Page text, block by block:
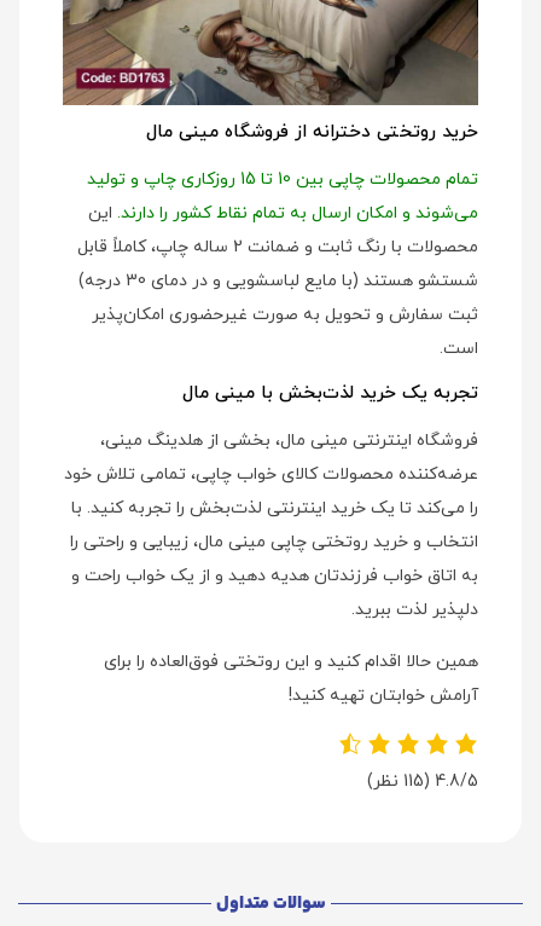
خرید روتختی دخترانه از فروشگاه مینی مال
تمام محصولات چاپی بین 10 تا 15 روزکاری چاپ و تولید
می‌شوند و امکان ارسال به تمام نقاط کشور را دارند. این
محصولات با رنگ ثابت و ضمانت 2 ساله چاپ، کاملاً قابل
شستشو هستند (با مایع لباسشویی و در دمای 30 درجه)
ثبت سفارش و تحویل به صورت غیرحضوری امکان‌پذیر
است.
تجربه یک خرید لذت‌بخش با مینی مال
فروشگاه اینترنتی مینی مال، بخشی از هلدینگ مینی،
عرضه‌کننده محصولات کالای خواب چاپی، تمامی تلاش خود
را می‌کند تا یک خرید اینترنتی لذت‌بخش را تجربه کنید. با
انتخاب و خرید روتختی چاپی مینی مال، زیبایی و راحتی را
به اتاق خواب فرزندتان هدیه دهید و از یک خواب راحت و
دلپذیر لذت ببرید.
همین حالا اقدام کنید و این روتختی فوق‌العاده را برای
آرامش خوابتان تهیه کنید!
4.8/5 (115 نظر)
سوالات متداول